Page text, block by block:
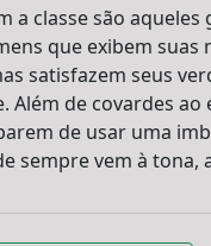
a classe são
que exibem suas
satisfazem seus
Além de covardes
de usar uma
sempre vem à tona,